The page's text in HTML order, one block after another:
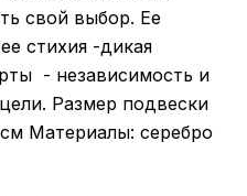
свой выбор. Ее
стихия -дикая
- независимость и
Размер подвески
Материалы: серебро